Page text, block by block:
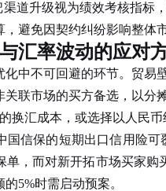
道升级视为绩效考核指
避免因契约纠纷影响整体
汇率波动的应对
不可回避的环节。贸易
联市场的买方备选，以分
换汇成本，或选择以人民币
保的短期出口信用险可
，而对新开拓市场买家
5%时需启动预案。